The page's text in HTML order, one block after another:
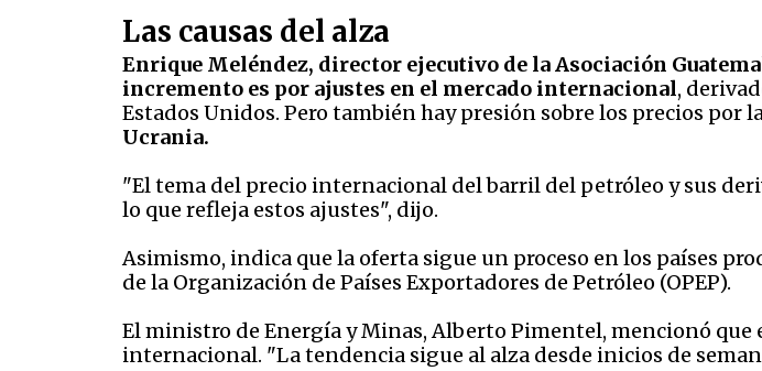
Las causas del alza
Enrique Meléndez, director ejecutivo de la Asociación
incremento es por ajustes en el mercado internacional,
Estados Unidos. Pero también hay presión sobre los precios
Ucrania.
"El tema del precio internacional del barril del petróleo y sus
lo que refleja estos ajustes", dijo.
Asimismo, indica que la oferta sigue un proceso en los países
de la Organización de Países Exportadores de Petróleo (OPEP).
El ministro de Energía y Minas, Alberto Pimentel, mencionó
internacional. "La tendencia sigue al alza desde inicios de